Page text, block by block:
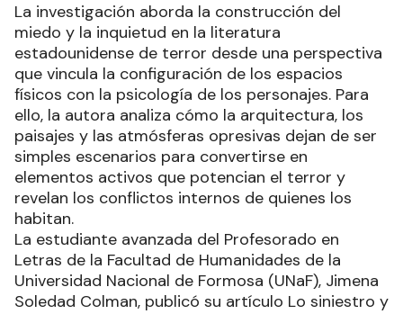
La investigación aborda la construcción del
miedo y la inquietud en la literatura
estadounidense de terror desde una perspectiva
que vincula la configuración de los espacios
físicos con la psicología de los personajes. Para
ello, la autora analiza cómo la arquitectura, los
paisajes y las atmósferas opresivas dejan de ser
simples escenarios para convertirse en
elementos activos que potencian el terror y
revelan los conflictos internos de quienes los
habitan.
La estudiante avanzada del Profesorado en
Letras de la Facultad de Humanidades de la
Universidad Nacional de Formosa (UNaF), Jimena
Soledad Colman, publicó su artículo Lo siniestro y